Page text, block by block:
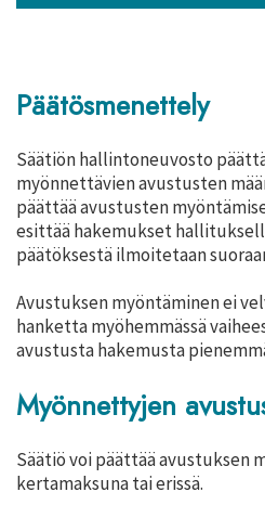
Päätösmenettely
Säätiön hallintoneuvosto
myönnettävien avustusten
päättää avustusten
esittää hakemukset
päätöksestä ilmoitetaan
Avustuksen myöntäminen ei
hanketta myöhemmässä
avustusta hakemusta
Myönnettyjen
Säätiö voi päättää avustuksen
kertamaksuna tai erissä.